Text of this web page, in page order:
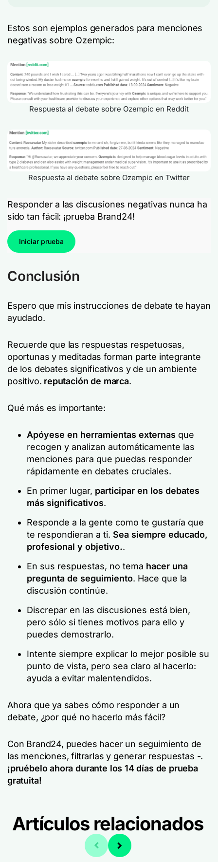
Estos son ejemplos generados para menciones
negativas sobre Ozempic:
Respuesta al debate sobre Ozempic en Reddit
Respuesta al debate sobre Ozempic en Twitter
Responder a las discusiones negativas nunca ha
sido tan fácil: ¡prueba Brand24!
Iniciar prueba
Conclusión
Espero que mis instrucciones de debate te hayan
ayudado.
Recuerde que las respuestas respetuosas,
oportunas y meditadas forman parte integrante
de los debates significativos y de un ambiente
positivo. reputación de marca.
Qué más es importante:
Apóyese en herramientas externas que
recogen y analizan automáticamente las
menciones para que puedas responder
rápidamente en debates cruciales.
En primer lugar, participar en los debates
más significativos.
Responde a la gente como te gustaría que
te respondieran a ti. Sea siempre educado,
profesional y objetivo..
En sus respuestas, no tema hacer una
pregunta de seguimiento. Hace que la
discusión continúe.
Discrepar en las discusiones está bien,
pero sólo si tienes motivos para ello y
puedes demostrarlo.
Intente siempre explicar lo mejor posible su
punto de vista, pero sea claro al hacerlo:
ayuda a evitar malentendidos.
Ahora que ya sabes cómo responder a un
debate, ¿por qué no hacerlo más fácil?
Con Brand24, puedes hacer un seguimiento de
las menciones, filtrarlas y generar respuestas -.
¡pruébelo ahora durante los 14 días de prueba
gratuita!
Artículos relacionados